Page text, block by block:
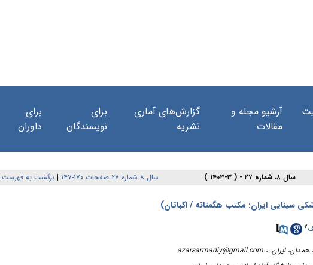
آرشیو مجله و
مقالات
گزارش‌های آماری
نشریه
برای
نویسندگان
برای
داوران
سال ۸، شماره ۲۷ - ( ۳-۱۴۰۳ ) سال ۸ شماره ۲۷ صفحات ۱۷۰-۱۴۷ |برگشت به
سینایی ایران: مکتب هگمتانه / اکباتان)
۲
azarsarmadiy@gmail.com